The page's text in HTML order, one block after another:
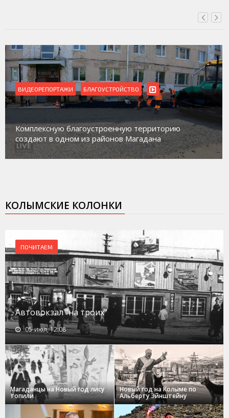
ВИДЕОРЕПОРТАЖИ
Магадан присоединился к пилотному проекту по
работе с несовершеннолетними из групп
социального риска «Переправа»
КОЛЫМСКИЕ КОЛОНКИ
ПОЧИТАЕМ
Автовокзал "на троих"
05-июл, 12:08
Магаданцы на Новый год лису
топили
Новый год на Колыме по
Альберту Эйнштейну